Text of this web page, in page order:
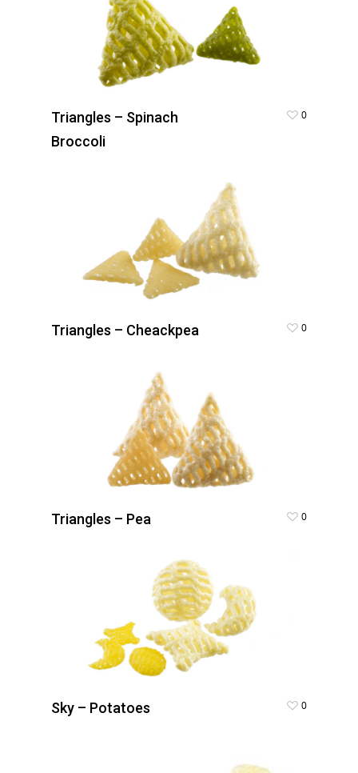
Triangles – Spinach
Broccoli
0
Triangles – Cheackpea 0
Triangles – Pea 0
Sky – Potatoes 0